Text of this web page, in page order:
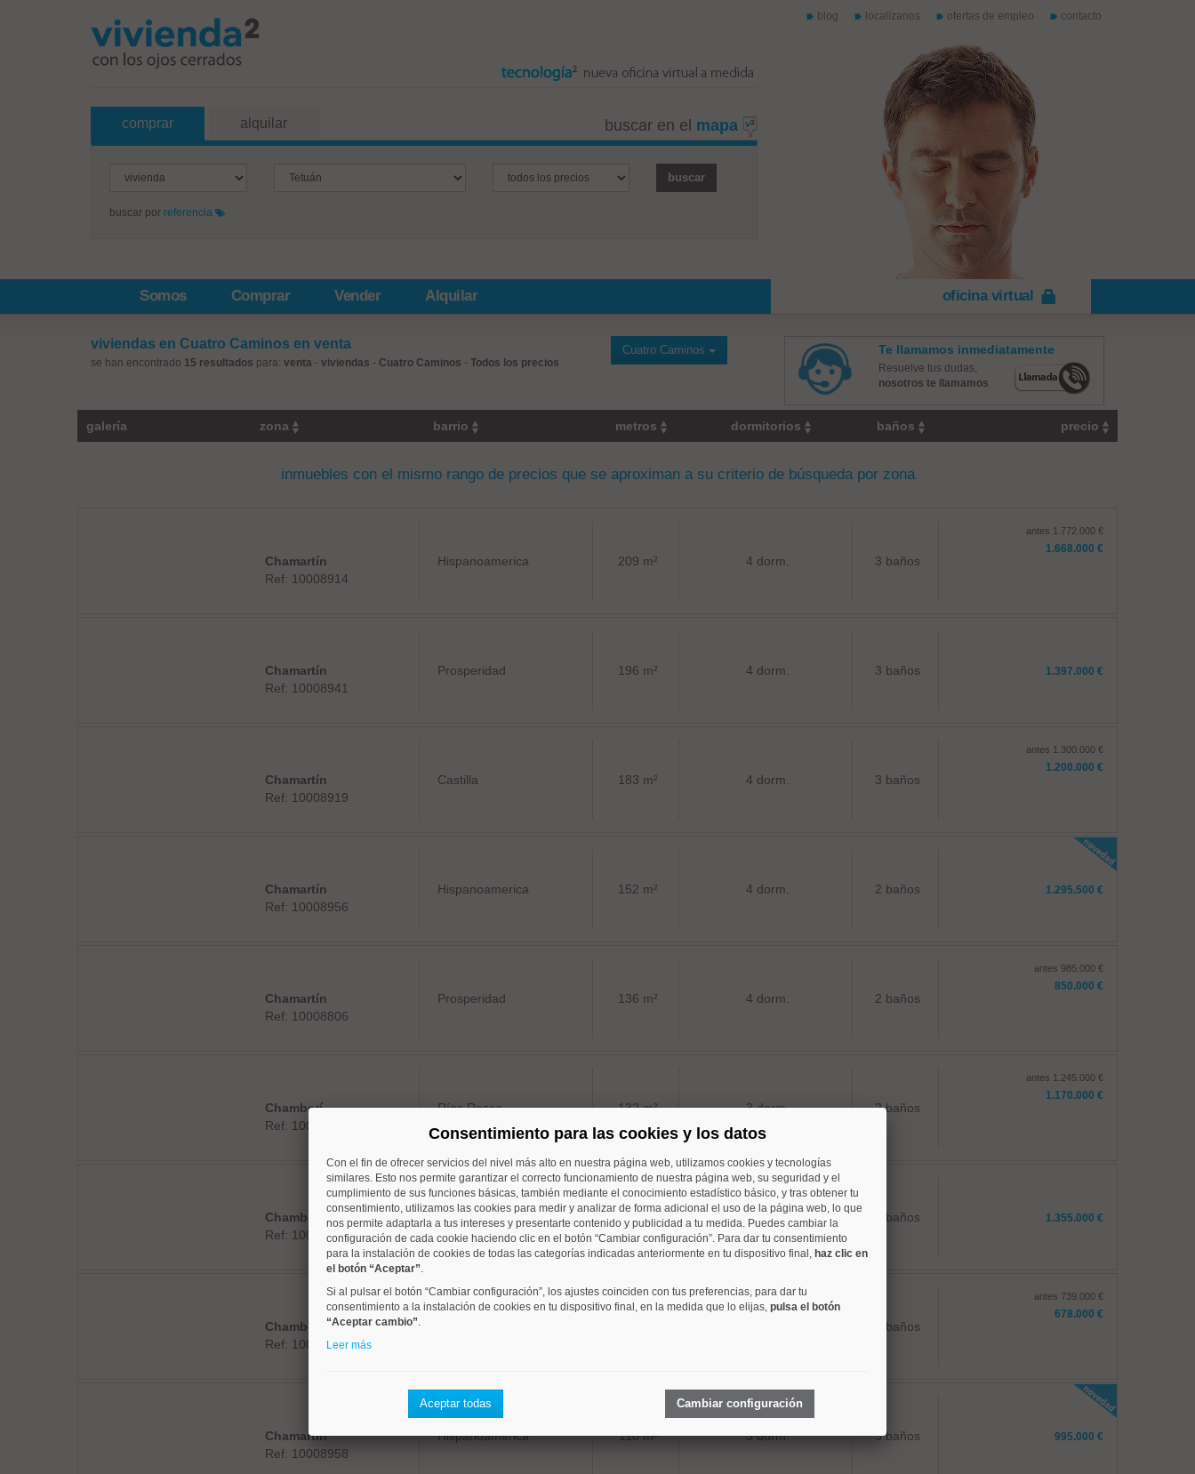
blog localízanos ofertas de empleo contacto
buscar en el mapa
comprar alquilar
buscar por referencia
Somos Comprar Vender Alquilar oficina virtual
viviendas en Cuatro Caminos en venta
se han encontrado 15 resultados para: venta - viviendas - Cuatro Caminos - Todos los precios
Cuatro Caminos Te llamamos inmediatamente
Resuelve tus dudas,
nosotros te llamamos
galería zona barrio metros dormitorios baños precio
inmuebles con el mismo rango de precios que se aproximan a su criterio de búsqueda por zona
Chamartín
Ref: 10008914
Hispanoamerica 209 m² 4 dorm. 3 baños
antes 1.772.000 €
1.668.000 €
Chamartín
Ref: 10008941
Prosperidad 196 m² 4 dorm. 3 baños 1.397.000 €
Chamartín
Ref: 10008919
Castilla 183 m² 4 dorm. 3 baños
antes 1.300.000 €
1.200.000 €
Chamartín
Ref: 10008956
Hispanoamerica 152 m² 4 dorm. 2 baños 1.295.500 €
Chamartín
Ref: 10008806
Prosperidad 136 m² 4 dorm. 2 baños
antes 985.000 €
850.000 €
Chamberí
Ref: 10008880
Ríos Rosas 132 m² 3 dorm. 2 baños
antes 1.245.000 €
1.170.000 €
Chamberí
Ref: 10008923
Ríos Rosas 129 m² 4 dorm. 2 baños 1.355.000 €
Chamberí
Ref: 10008786
2 baños
antes 739.000 €
678.000 €
Chamartín
Ref: 10008958
Hispanoamerica 110 m² 3 dorm. 3 baños 995.000 €
Consentimiento para las cookies y los datos
Con el fin de ofrecer servicios del nivel más alto en nuestra página web, utilizamos cookies y tecnologías
similares. Esto nos permite garantizar el correcto funcionamiento de nuestra página web, su seguridad y el
cumplimiento de sus funciones básicas, también mediante el conocimiento estadístico básico, y tras obtener tu
consentimiento, utilizamos las cookies para medir y analizar de forma adicional el uso de la página web, lo que
nos permite adaptarla a tus intereses y presentarte contenido y publicidad a tu medida. Puedes cambiar la
configuración de cada cookie haciendo clic en el botón “Cambiar configuración”. Para dar tu consentimiento
para la instalación de cookies de todas las categorías indicadas anteriormente en tu dispositivo final, haz clic en
el botón “Aceptar”.
Si al pulsar el botón “Cambiar configuración”, los ajustes coinciden con tus preferencias, para dar tu
consentimiento a la instalación de cookies en tu dispositivo final, en la medida que lo elijas, pulsa el botón
“Aceptar cambio”.
Leer más
Aceptar todas Cambiar configuración